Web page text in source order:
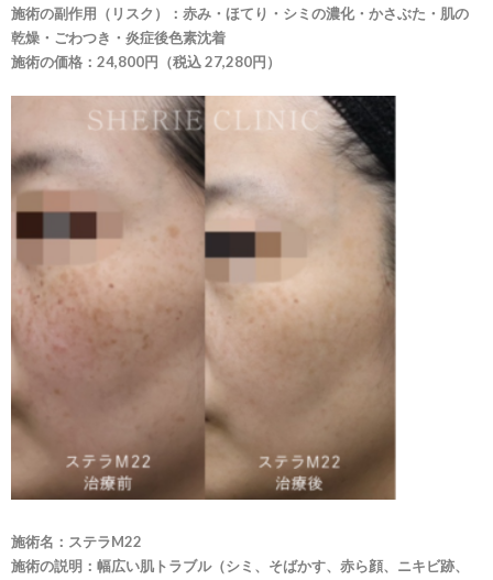
施術の副作用（リスク）：赤み・ほてり・シミの濃化・かさぶた・肌の
乾燥・ごわつき・炎症後色素沈着
施術の価格：24,800円（税込 27,280円）
施術名：ステラM22
施術の説明：幅広い肌トラブル（シミ、そばかす、赤ら顔、ニキビ跡、